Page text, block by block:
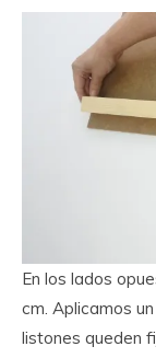
En los lados
cm. Aplicamos
listones queden